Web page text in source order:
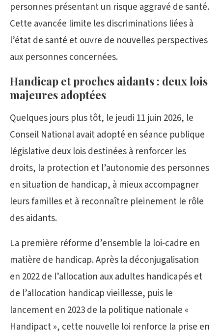
personnes présentant un risque aggravé de santé.
Cette avancée limite les discriminations liées à
l’état de santé et ouvre de nouvelles perspectives
aux personnes concernées.
Handicap et proches aidants : deux lois
majeures adoptées
Quelques jours plus tôt, le jeudi 11 juin 2026, le
Conseil National avait adopté en séance publique
législative deux lois destinées à renforcer les
droits, la protection et l’autonomie des personnes
en situation de handicap, à mieux accompagner
leurs familles et à reconnaître pleinement le rôle
des aidants.
La première réforme d’ensemble la loi-cadre en
matière de handicap. Après la déconjugalisation
en 2022 de l’allocation aux adultes handicapés et
de l’allocation handicap vieillesse, puis le
lancement en 2023 de la politique nationale «
Handipact », cette nouvelle loi renforce la prise en